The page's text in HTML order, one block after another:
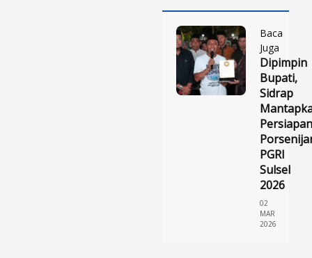
Baca
Juga
Dipimpin
Bupati,
Sidrap
Persiapan
PGRI
Sulsel
2026
02
MAR
2026